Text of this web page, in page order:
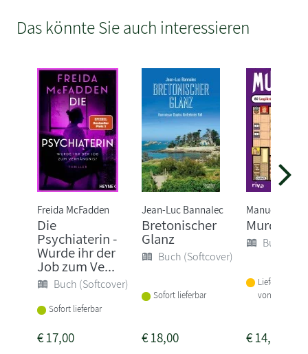
Das könnte Sie auch interessieren
Freida McFadden
Die
Psychiaterin -
Wurde ihr der
Job zum Ve...
Buch (Softcover)
Sofort lieferbar
€17,00
Jean-Luc Bannalec
Bretonischer
Glanz
Buch (Softcover)
Sofort lieferbar
€18,00
Manuel
Murdoku
Buch
Lieferbar
von 1-2
€14,00